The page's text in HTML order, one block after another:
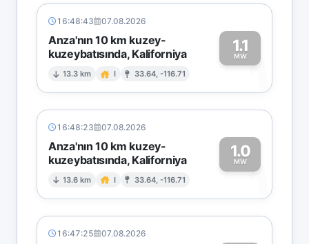
16:48:43 07.08.2026
Anza'nın 10 km kuzey-
kuzeybatısında, Kaliforniya
13.3 km I 33.64, -116.71
1.1
MW1
16:48:23 07.08.2026
Anza'nın 10 km kuzey-
kuzeybatısında, Kaliforniya
13.6 km I 33.64, -116.71
1.0
MW1
16:47:25 07.08.2026